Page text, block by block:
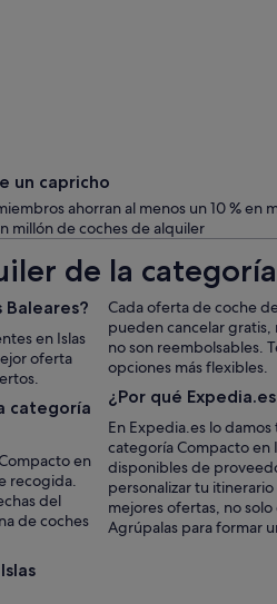
un capricho
ahorran al menos un 10 % en
millón de coches de alquiler
de la
en Islas
oferta
categoría
en
recogida.
del
de coches
Cada oferta de coche
pueden cancelar gratis,
no son reembolsables.
opciones más flexibles.
¿Por qué
En Expedia.es lo
categoría Compacto en
disponibles de
personalizar tu
mejores ofertas, no
Agrúpalas para formar